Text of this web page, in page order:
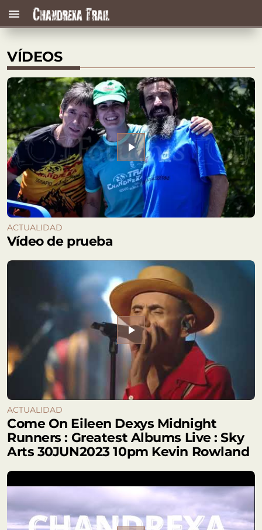
menu
VÍDEOS
play_arrow
ACTUALIDAD
Vídeo de prueba
play_arrow
ACTUALIDAD
Come On Eileen Dexys Midnight
Runners : Greatest Albums Live : Sky
Arts 30JUN2023 10pm Kevin Rowland